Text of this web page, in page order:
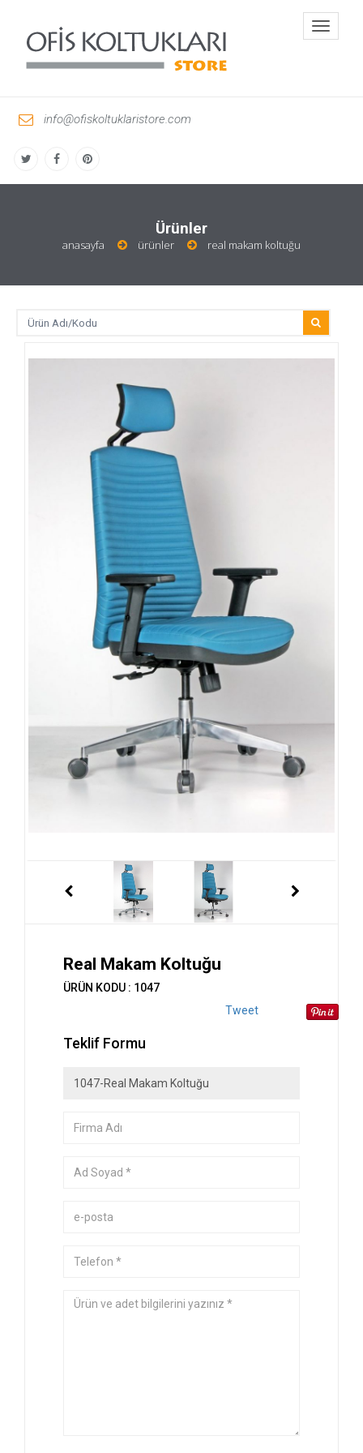
info@ofiskoltuklaristore.com
Toggle
Ürünler
anasayfa ürünler real makam koltuğu
Real Makam Koltuğu
ÜRÜN KODU : 1047
Tweet
Teklif Formu